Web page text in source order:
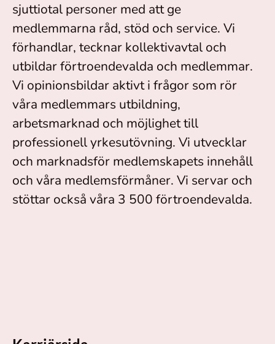
sjuttiotal personer med att ge
medlemmarna råd, stöd och service. Vi
förhandlar, tecknar kollektivavtal och
utbildar förtroendevalda och medlemmar.
Vi opinionsbildar aktivt i frågor som rör
våra medlemmars utbildning,
arbetsmarknad och möjlighet till
professionell yrkesutövning. Vi utvecklar
och marknadsför medlemskapets innehåll
och våra medlemsförmåner. Vi servar och
stöttar också våra 3 500 förtroendevalda.